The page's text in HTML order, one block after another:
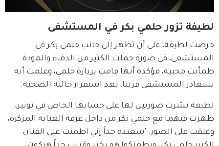
لطيفة تزور حلمي بكر في المستشفى
حرصت لطيفة، على أن تظهر إلى جانب حلمي بكر في
المستشفى، في صورة حملت الكثير من الدفء والمودة
طمأنت محبيه، مؤكدة أنها قامت بزيارة حلمي، وعلمت أنه
سيغادر المستشفى قريبا، بعد استقرار حالته الصحية.
لطيفة نشرت صورتين لها على حسابها الخاص في توتير،
ظهرت فيهما مع حلمي بكر من داخل غرفة العناية المركزة،
وعلقت على الصور: "سعيدة جداً إني اطمنت على الفنان